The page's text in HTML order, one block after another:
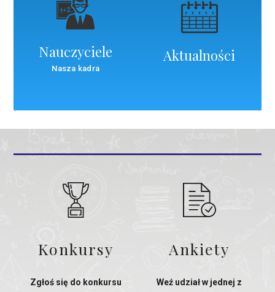
Nauczyciele
Nasza kadra
Aktualności
Konkursy
Zgłoś się do konkursu
Ankiety
Weź udział w jednej z